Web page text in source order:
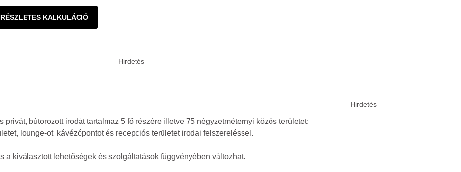
RÉSZLETES KALKULÁCIÓ
privát, bútorozott irodát tartalmaz 5 fő részére illetve 75 négyzetméternyi közös területet:
lounge-ot, kávézópontot és recepciós területet irodai felszereléssel.
a kiválasztott lehetőségek és szolgáltatások függvényében változhat.